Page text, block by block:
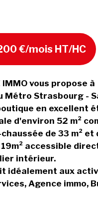
€/mois HT/HC
IMMO vous propose à
Métro Strasbourg -
en excellent
d'environ 52 m²
de 33 m² et
accessible
intérieur.
idéalement aux
Agence immo,